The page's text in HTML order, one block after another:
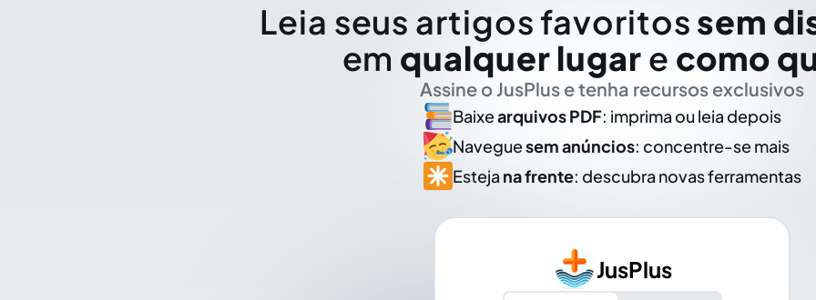
Leia seus artigos favoritos sem
em qualquer lugar e como
Assine o JusPlus e tenha recursos exclusivos
Baixearquivos PDF: imprima ou leia depois
Naveguesem anúncios: concentre-se mais
Esteja na frente: descubra novas ferramentas
JusPlus